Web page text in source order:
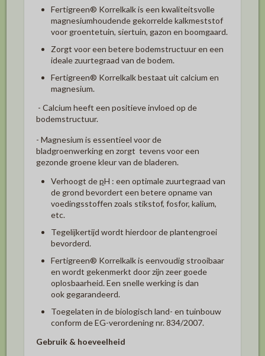
Fertigreen® Korrelkalk is een kwaliteitsvolle
magnesiumhoudende gekorrelde kalkmeststof
voor groentetuin, siertuin, gazon en boomgaard.
Zorgt voor een betere bodemstructuur en een
ideale zuurtegraad van de bodem.
Fertigreen® Korrelkalk bestaat uit calcium en
magnesium.
- Calcium heeft een positieve invloed op de
bodemstructuur.
- Magnesium is essentieel voor de
bladgroenwerking en zorgt tevens voor een
gezonde groene kleur van de bladeren.
Verhoogt depH : een optimale zuurtegraad van
de grond bevordert een betere opname van
voedingsstoffen zoals stikstof, fosfor, kalium,
etc.
Tegelijkertijd wordt hierdoor de plantengroei
bevorderd.
Fertigreen® Korrelkalk is eenvoudig strooibaar
en wordt gekenmerkt door zijn zeer goede
oplosbaarheid. Een snelle werking is dan
ook gegarandeerd.
Toegelaten in de biologisch land- en tuinbouw
conform de EG-verordening nr. 834/2007.
Gebruik & hoeveelheid